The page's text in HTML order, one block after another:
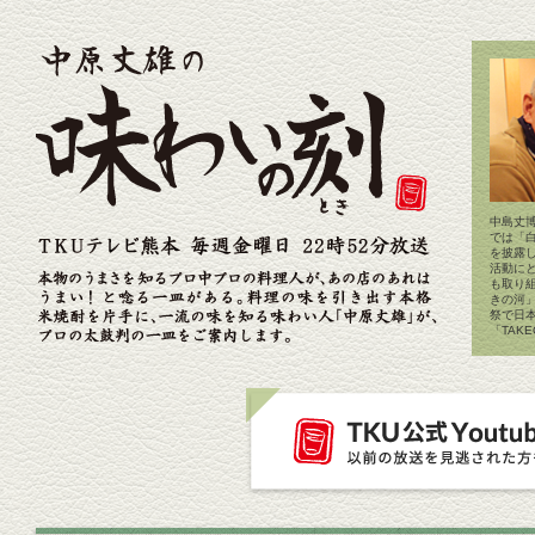
中島丈
では「
を披露
活動に
も取り
きの河
祭で日
「